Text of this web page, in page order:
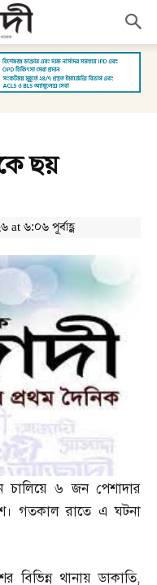
ছয়
at ৬:০৬ পূর্বাহ্ণ
চালিয়ে ৬ জন পেশাদার
গতকাল রাতে এ ঘটনা
বিভিন্ন থানায় ডাকাতি,